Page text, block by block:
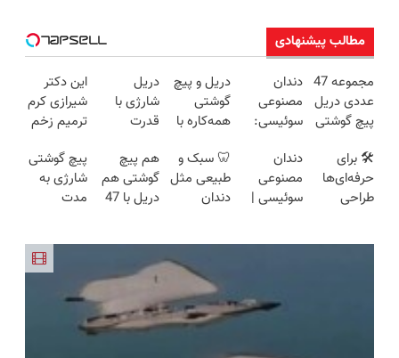
مطالب پیشنهادی
مجموعه 47
عددی دریل
پیچ گوشتی
(تخفیف به
مدت
محدود)
دندان
مصنوعی
سوئیسی:
فناوری
اروپا، سبک
و مقاوم |
قسطی
دریل و پیچ
گوشتی
همه‌کاره با
هوشمند ⚙️
(نصف
قیمت بازار
دریل
شارژی با
قدرت
(مجموعه47عددی
با گارانتی
تعویض)
این دکتر
شیرازی کرم
ترمیم زخم
ساخت!!!
🛠️ برای
حرفه‌ای‌ها
طراحی
دندان
مصنوعی
سوئیسی |
رایگان+پرداخت
اقساطی😍
🦷 سبک و
طبیعی مثل
دندان
اقساطی 💳
📍 تهران
هم پیچ
گوشتی هم
دریل با 47
بخرش!🔥
پیچ گوشتی
شارژی به
مدت
همین الان
سفارش بده